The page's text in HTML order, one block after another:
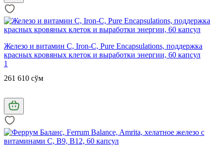
Железо и витамин С, Iron-C, Pure Encapsulations, поддержка
красных кровяных клеток и выработки энергии, 60 капсул
1
261 610 сўм